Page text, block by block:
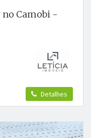
no Camobi -
Detalhes